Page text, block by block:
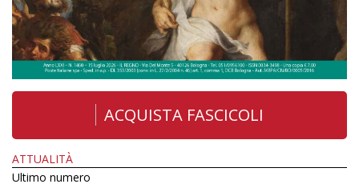
ACQUISTA FASCICOLI
ATTUALITÀ
Ultimo numero